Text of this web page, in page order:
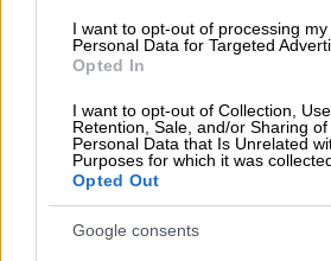
I want to opt-out of processing my
Personal Data for Targeted
Opted In
I want to opt-out of Collection, Use,
Retention, Sale, and/or Sharing of
Personal Data that Is Unrelated
Purposes for which it was
Opted Out
Google consents
Απριλίου 2026 και η νέα
διευκολύνει όσους δεν
ολοκληρώσουν τη
Διαβάστε περισσότερα στο